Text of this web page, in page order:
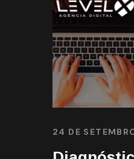
24 DE